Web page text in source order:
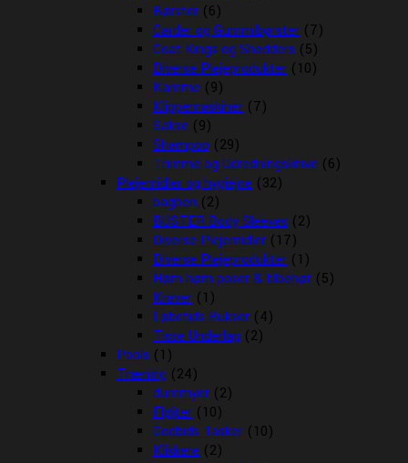
Børster (6)
Carder og Gummibørster (7)
Coat Kings og Shedders (5)
Diverse Plejeprodukter (10)
Kamme (9)
Klippemaskiner (7)
Sakse (9)
Shampoo (29)
Trimme og Udredningsknive (6)
Plejemidler og hygiejne (32)
bagben (2)
BUSTER Body Sleeves (2)
Diverse Plejemidler (17)
Diverse Plejeprodukter (1)
Høm høm poser & tilbehør (5)
Kraver (1)
Løbetids Bukser (4)
Tisse Underlag (2)
Pools (1)
Træning (24)
dummyer (2)
Fløjter (10)
Godbids Tasker (10)
Klikkere (2)